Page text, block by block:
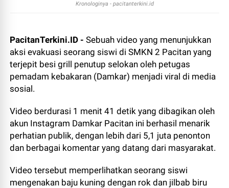
Kronologinya - pacitanterkini.id
PacitanTerkini.ID -Sebuah video yang menunjukkan
aksi evakuasi seorang siswi di SMKN 2 Pacitan yang
terjepit besi grill penutup selokan oleh petugas
pemadam kebakaran (Damkar) menjadi viral di media
sosial.
Video berdurasi 1 menit 41 detik yang dibagikan oleh
akun Instagram Damkar Pacitan ini berhasil menarik
perhatian publik, dengan lebih dari 5,1 juta penonton
dan berbagai komentar yang datang dari masyarakat.
Video tersebut memperlihatkan seorang siswi
mengenakan baju kuning dengan rok dan jilbab biru